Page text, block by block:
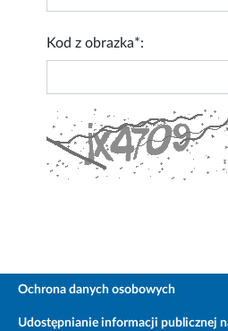
Kod z obrazka*:
Ochrona danych osobowych
Udostępnianie informacji publicznej